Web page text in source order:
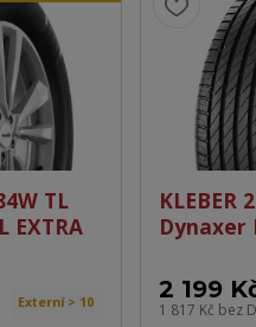
TL
EXTRA
Externí > 10
KLEBER
Dynaxer
2 199
1 817 Kč bez